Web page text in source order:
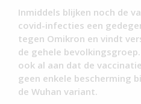
Inmiddels blijken noch de
covid-infecties een
tegen Omikron en vindt
de gehele
ook al aan dat de
geen enkele bescherming
de Wuhan variant.